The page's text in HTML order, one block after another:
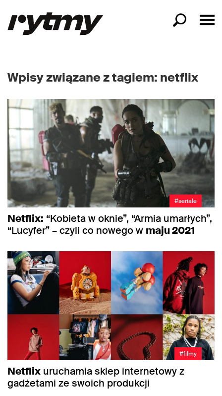
Wpisy związane z tagiem: netflix
#seriale
Netflix: “Kobieta w oknie”, “Armia umarłych”,
“Lucyfer” – czyli co nowego w maju 2021
#filmy
Netflix uruchamia sklep internetowy z
gadżetami ze swoich produkcji